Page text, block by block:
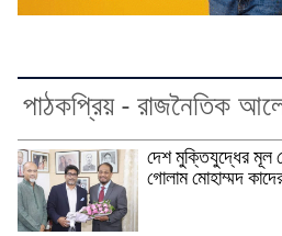
পাঠকপ্রিয় - রাজনৈতিক
দেশ মুক্তিযুদ্ধের মূল
গোলাম মোহাম্মদ